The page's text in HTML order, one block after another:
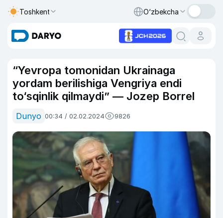
Toshkent O‘zbekcha
“Yevropa tomonidan Ukrainaga
yordam berilishiga Vengriya endi
to‘sqinlik qilmaydi” — Jozep Borrel
Dunyo 00:34 / 02.02.2024 9826